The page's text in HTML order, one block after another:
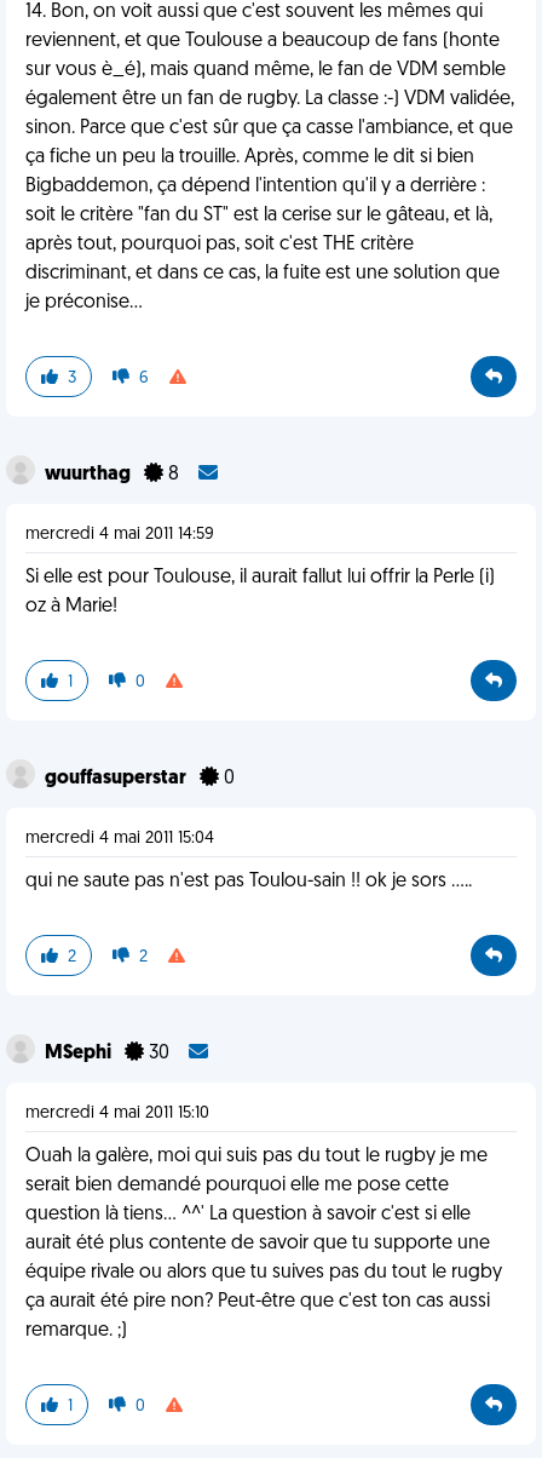
14. Bon, on voit aussi que c'est souvent les mêmes qui
reviennent, et que Toulouse a beaucoup de fans (honte
sur vous è_é), mais quand même, le fan de VDM semble
également être un fan de rugby. La classe :-) VDM validée,
sinon. Parce que c'est sûr que ça casse l'ambiance, et que
ça fiche un peu la trouille. Après, comme le dit si bien
Bigbaddemon, ça dépend l'intention qu'il y a derrière :
soit le critère "fan du ST" est la cerise sur le gâteau, et là,
après tout, pourquoi pas, soit c'est THE critère
discriminant, et dans ce cas, la fuite est une solution que
je préconise...
3 6
wuurthag 8
mercredi 4 mai 2011 14:59
Si elle est pour Toulouse, il aurait fallut lui offrir la Perle (i)
oz à Marie!
1 0
gouffasuperstar 0
mercredi 4 mai 2011 15:04
qui ne saute pas n'est pas Toulou-sain !! ok je sors .....
2 2
MSephi 30
mercredi 4 mai 2011 15:10
Ouah la galère, moi qui suis pas du tout le rugby je me
serait bien demandé pourquoi elle me pose cette
question là tiens... ^^' La question à savoir c'est si elle
aurait été plus contente de savoir que tu supporte une
équipe rivale ou alors que tu suives pas du tout le rugby
ça aurait été pire non? Peut-être que c'est ton cas aussi
remarque. ;)
1 0